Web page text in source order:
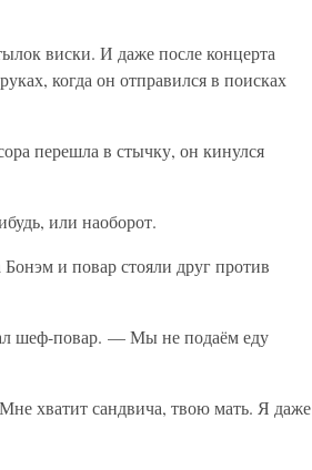
виски. И даже после концерта
когда он отправился в поисках
перешла в стычку, он кинулся
или наоборот.
и повар стояли друг против
шеф-повар. — Мы не подаём еду
хватит сандвича, твою мать. Я даже